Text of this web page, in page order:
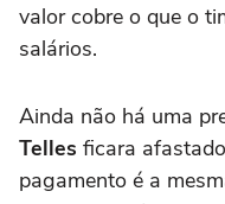
valor cobre o que o
salários.
Ainda não há uma
Telles ficara
pagamento é a